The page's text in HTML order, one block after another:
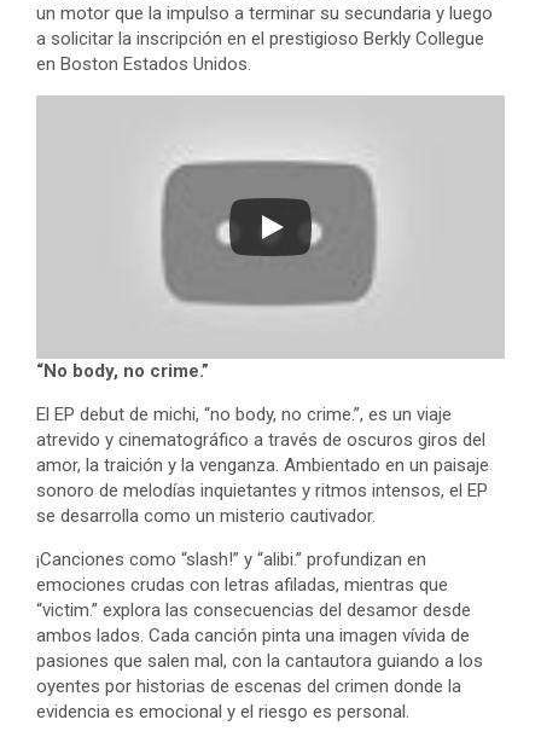
un motor que la impulso a terminar su secundaria y luego
a solicitar la inscripción en el prestigioso Berkly Collegue
en Boston Estados Unidos.
“No body, no crime.”
El EP debut de michi, “no body, no crime.”, es un viaje
atrevido y cinematográfico a través de oscuros giros del
amor, la traición y la venganza. Ambientado en un paisaje
sonoro de melodías inquietantes y ritmos intensos, el EP
se desarrolla como un misterio cautivador.
¡Canciones como “slash!” y “alibi.” profundizan en
emociones crudas con letras afiladas, mientras que
“victim.” explora las consecuencias del desamor desde
ambos lados. Cada canción pinta una imagen vívida de
pasiones que salen mal, con la cantautora guiando a los
oyentes por historias de escenas del crimen donde la
evidencia es emocional y el riesgo es personal.